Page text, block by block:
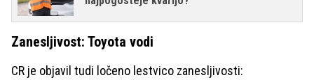
Zanesljivost: Toyota vodi
CR je objavil tudi ločeno lestvico zanesljivosti: